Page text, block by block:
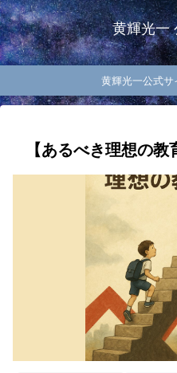
黄輝光一
黄輝光一公式サ
【あるべき理想の教